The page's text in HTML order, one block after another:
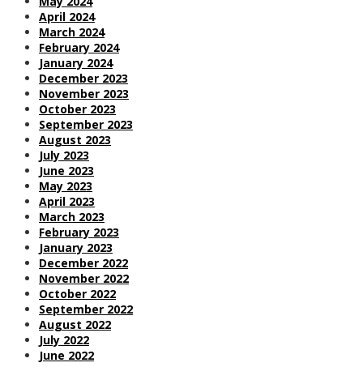
April 2024
March 2024
February 2024
January 2024
December 2023
November 2023
October 2023
September 2023
August 2023
July 2023
June 2023
May 2023
April 2023
March 2023
February 2023
January 2023
December 2022
November 2022
October 2022
September 2022
August 2022
July 2022
June 2022